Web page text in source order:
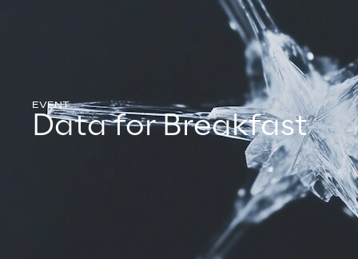
EVENT
Data for Breakfast